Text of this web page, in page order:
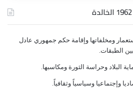
ﻭﻣﺨﻠﻔﺎﺗﻬﺎ ﻭﺇﻗﺎﻣﺔ ﺣﻜﻢ ﺟﻤﻬﻮﺭﻱ ﻋﺎﺩﻝ
ﺍﻟﻄﺒﻘﺎﺕ.
ﺍﻟﺒﻼﺩ ﻭﺣﺮﺍﺳﺔ ﺍﻟﺜﻮﺭﺓ ﻭﻣﻜﺎﺳﺒﻬﺎ.
ﻭﺇﺟﺘﻤﺎﻋﻴﺎ ﻭﺳﻴﺎﺳﻴﺎً ﻭﺛﻘﺎﻓﻴﺎً.